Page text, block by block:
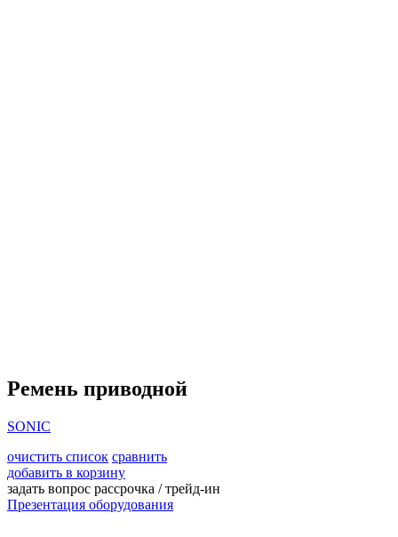
Ремень приводной
SONIC
очистить список сравнить
добавить в корзину
задать вопрос рассрочка / трейд-ин
Презентация оборудования